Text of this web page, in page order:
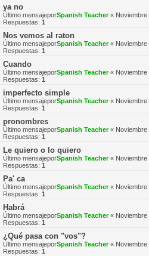
ya no
Último mensajeporSpanish Teacher« Noviembre
Respuestas: 1
Nos vemos al raton
Último mensajeporSpanish Teacher« Noviembre
Respuestas: 1
Cuando
Último mensajeporSpanish Teacher« Noviembre
Respuestas: 1
imperfecto simple
Último mensajeporSpanish Teacher« Noviembre
Respuestas: 1
pronombres
Último mensajeporSpanish Teacher« Noviembre
Respuestas: 1
Le quiero o lo quiero
Último mensajeporSpanish Teacher« Noviembre
Respuestas: 1
Pa' ca
Último mensajeporSpanish Teacher« Noviembre
Respuestas: 1
Habrá
Último mensajeporSpanish Teacher« Noviembre
Respuestas: 1
¿Qué pasa con "vos"?
Último mensajeporSpanish Teacher« Noviembre
Respuestas: 1